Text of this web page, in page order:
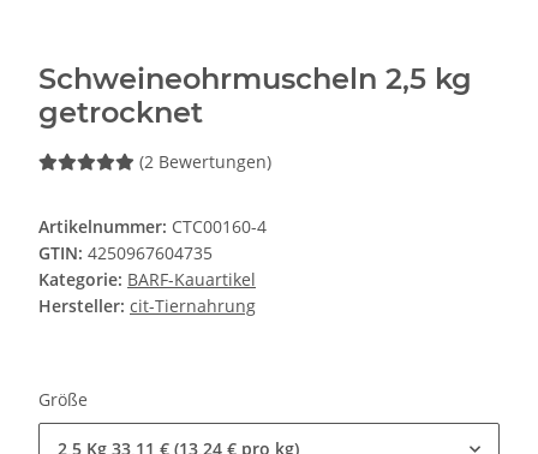
Schweineohrmuscheln 2,5 kg
getrocknet
(2 Bewertungen)
Artikelnummer: CTC00160-4
GTIN: 4250967604735
Kategorie: BARF-Kauartikel
Hersteller: cit-Tiernahrung
Größe
2,5 Kg 33,11 € (13,24 € pro kg)